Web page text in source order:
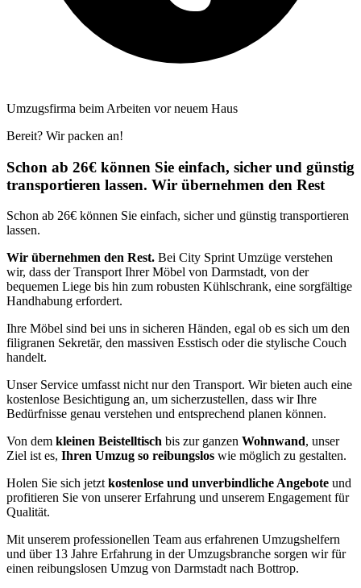
Umzugsfirma beim Arbeiten vor neuem Haus
Bereit? Wir packen an!
Schon ab 26€ können Sie einfach, sicher und günstig
transportieren lassen. Wir übernehmen den Rest
Schon ab 26€ können Sie einfach, sicher und günstig transportieren
lassen.
Wir übernehmen den Rest. Bei City Sprint Umzüge verstehen
wir, dass der Transport Ihrer Möbel von Darmstadt, von der
bequemen Liege bis hin zum robusten Kühlschrank, eine sorgfältige
Handhabung erfordert.
Ihre Möbel sind bei uns in sicheren Händen, egal ob es sich um den
filigranen Sekretär, den massiven Esstisch oder die stylische Couch
handelt.
Unser Service umfasst nicht nur den Transport. Wir bieten auch eine
kostenlose Besichtigung an, um sicherzustellen, dass wir Ihre
Bedürfnisse genau verstehen und entsprechend planen können.
Von dem kleinen Beistelltisch bis zur ganzen Wohnwand, unser
Ziel ist es, Ihren Umzug so reibungslos wie möglich zu gestalten.
Holen Sie sich jetzt kostenlose und unverbindliche Angebote und
profitieren Sie von unserer Erfahrung und unserem Engagement für
Qualität.
Mit unserem professionellen Team aus erfahrenen Umzugshelfern
und über 13 Jahre Erfahrung in der Umzugsbranche sorgen wir für
einen reibungslosen Umzug von Darmstadt nach Bottrop.